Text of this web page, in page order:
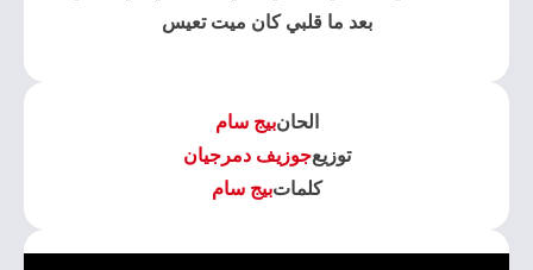
بعد ما قلبي كان ميت تعيس
الحانبيج سام
توزيعجوزيف دمرجيان
كلماتبيج سام